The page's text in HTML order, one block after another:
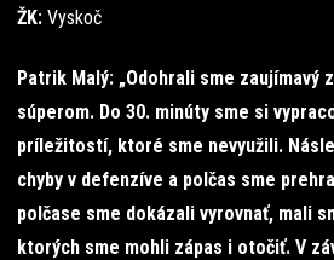
ŽK: Vyskoč
Patrik Malý: „Odohrali sme zaujímavý
súperom. Do 30. minúty sme si
príležitostí, ktoré sme nevyužili.
chyby v defenzíve a polčas sme
polčase sme dokázali vyrovnať, mali
ktorých sme mohli zápas i otočiť. V